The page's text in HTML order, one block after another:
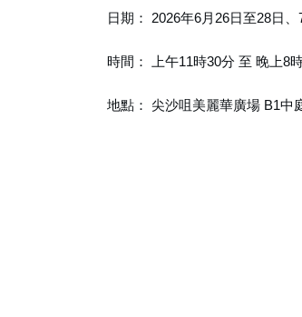
日期： 2026年6月26日至28日
時間： 上午11時30分 至 晚上8
地點： 尖沙咀美麗華廣場 B1中